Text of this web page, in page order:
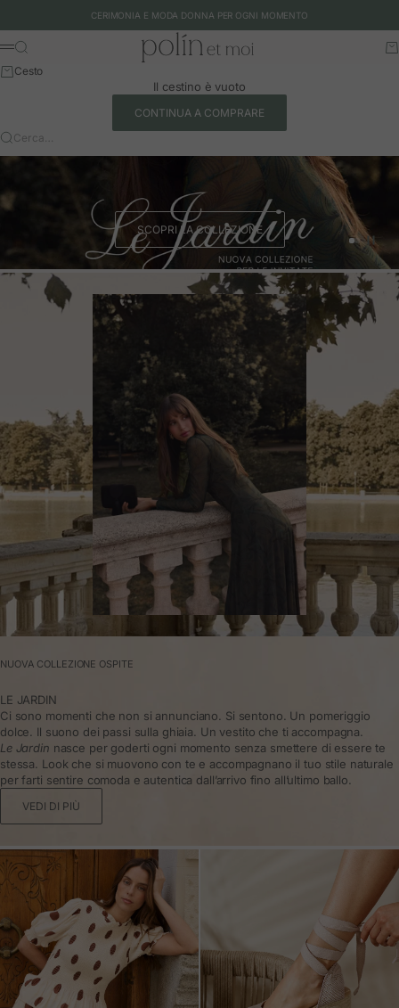
CERIMONIA E MODA DONNA PER OGNI MOMENTO
Polín et moi - EU
Menu
Cerca
Cesto
Il cestino è vuoto
CONTINUA A COMPRARE
Cerca…
SCOPRI LA COLLEZIONE
Vai
Vai
NUOVA COLLEZIONE OSPITE
LE JARDIN
Ci sono momenti che non si annunciano. Si sentono. Un pomeriggio
dolce. Il suono dei passi sulla ghiaia. Un vestito che ti accompagna.
Le Jardin nasce per goderti ogni momento senza smettere di essere te
stessa. Look che si muovono con te e accompagnano il tuo stile naturale
per farti sentire comoda e autentica dall’arrivo fino all’ultimo ballo.
VEDI DI PIÙ